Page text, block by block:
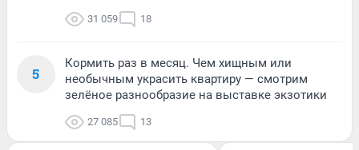
31 059 18
5
Кормить раз в месяц. Чем хищным или
необычным украсить квартиру — смотрим
зелёное разнообразие на выставке экзотики
27 085 13